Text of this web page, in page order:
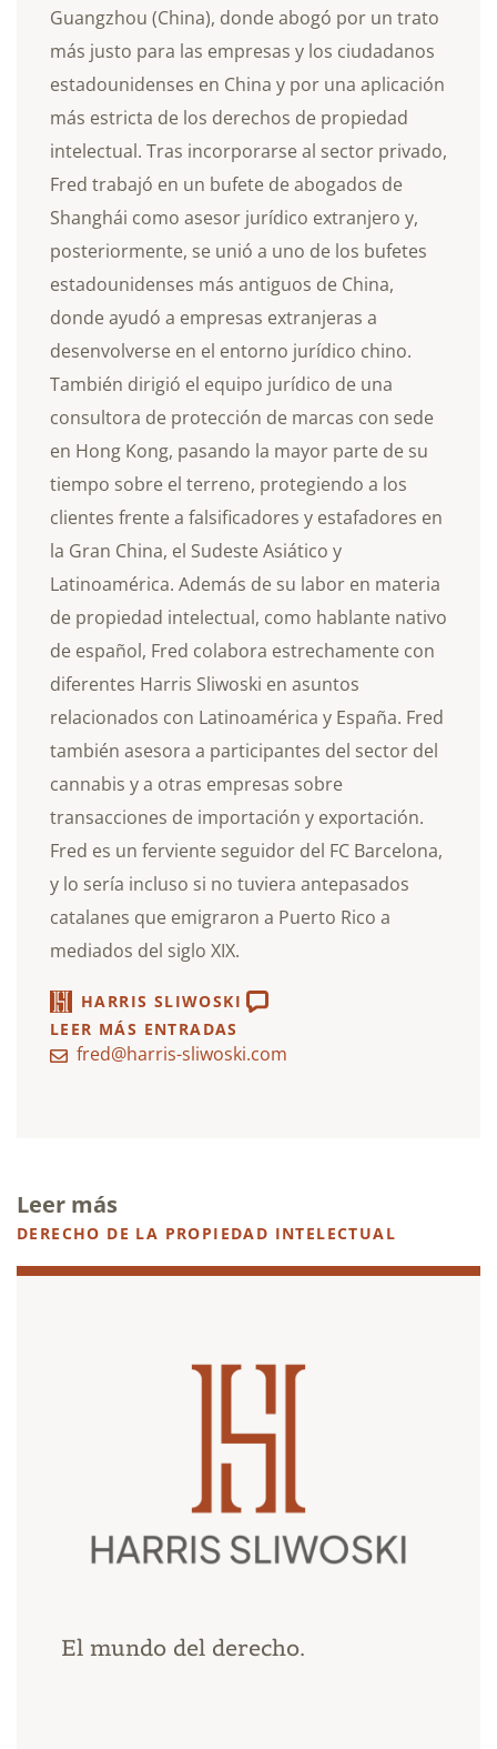
Guangzhou (China), donde abogó por un trato
más justo para las empresas y los ciudadanos
estadounidenses en China y por una aplicación
más estricta de los derechos de propiedad
intelectual. Tras incorporarse al sector privado,
Fred trabajó en un bufete de abogados de
Shanghái como asesor jurídico extranjero y,
posteriormente, se unió a uno de los bufetes
estadounidenses más antiguos de China,
donde ayudó a empresas extranjeras a
desenvolverse en el entorno jurídico chino.
También dirigió el equipo jurídico de una
consultora de protección de marcas con sede
en Hong Kong, pasando la mayor parte de su
tiempo sobre el terreno, protegiendo a los
clientes frente a falsificadores y estafadores en
la Gran China, el Sudeste Asiático y
Latinoamérica. Además de su labor en materia
de propiedad intelectual, como hablante nativo
de español, Fred colabora estrechamente con
diferentes Harris Sliwoski en asuntos
relacionados con Latinoamérica y España. Fred
también asesora a participantes del sector del
cannabis y a otras empresas sobre
transacciones de importación y exportación.
Fred es un ferviente seguidor del FC Barcelona,
y lo sería incluso si no tuviera antepasados
catalanes que emigraron a Puerto Rico a
mediados del siglo XIX.
HARRIS SLIWOSKI
LEER MÁS ENTRADAS
fred@harris-sliwoski.com
Leer más
DERECHO DE LA PROPIEDAD INTELECTUAL
El mundo del derecho.